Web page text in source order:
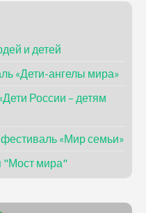
и детей
«Дети-ангелы мира»
России – детям
«Мир семьи»
"Мост мира"